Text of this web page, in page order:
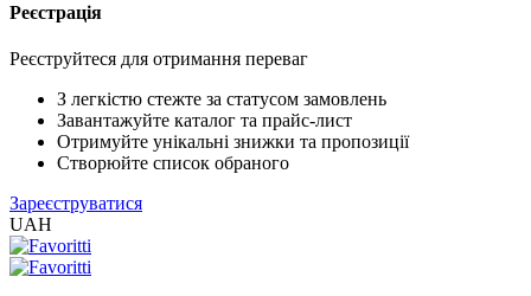
Реєстрація
Реєструйтеся для отримання переваг
З легкістю стежте за статусом замовлень
Завантажуйте каталог та прайс-лист
Отримуйте унікальні знижки та пропозиції
Створюйте список обраного
Зареєструватися
UAH
XLS
EXCEL
(Розн.)
XLS
EXCEL
2005
(Опт)